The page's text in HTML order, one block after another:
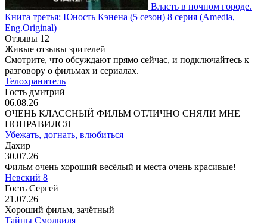
Власть в ночном городе.
Книга третья: Юность Кэнена (5 сезон) 8 серия (Amedia,
Eng.Original)
Отзывы 12
Живые отзывы зрителей
Смотрите, что обсуждают прямо сейчас, и подключайтесь к
разговору о фильмах и сериалах.
Телохранитель
Гость дмитрий
06.08.26
ОЧЕНЬ КЛАССНЫЙ ФИЛЬМ ОТЛИЧНО СНЯЛИ МНЕ
ПОНРАВИЛСЯ
Убежать, догнать, влюбиться
Дахир
30.07.26
Фильм очень хороший весёлый и места очень красивые!
Невский 8
Гость Сергей
21.07.26
Хороший фильм, зачётный
Тайны Смолвиля